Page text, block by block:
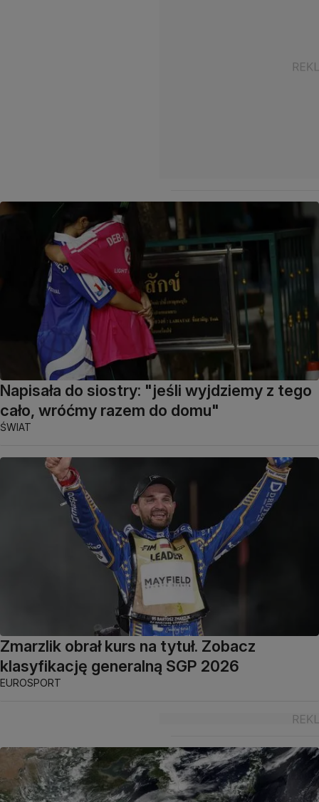
Napisała do siostry: "jeśli wyjdziemy z tego
cało, wróćmy razem do domu"
ŚWIAT
Zmarzlik obrał kurs na tytuł. Zobacz
klasyfikację generalną SGP 2026
EUROSPORT